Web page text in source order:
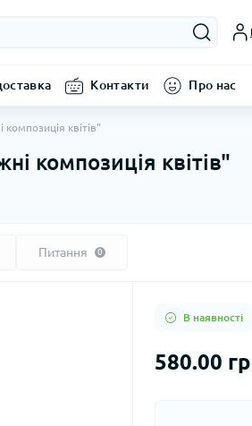
Контакти Про нас
квітів"
композиція квітів"
Питання 0
В наявності
580.00